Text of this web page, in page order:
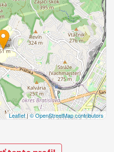
Leaflet|© OpenStreetMap contributors